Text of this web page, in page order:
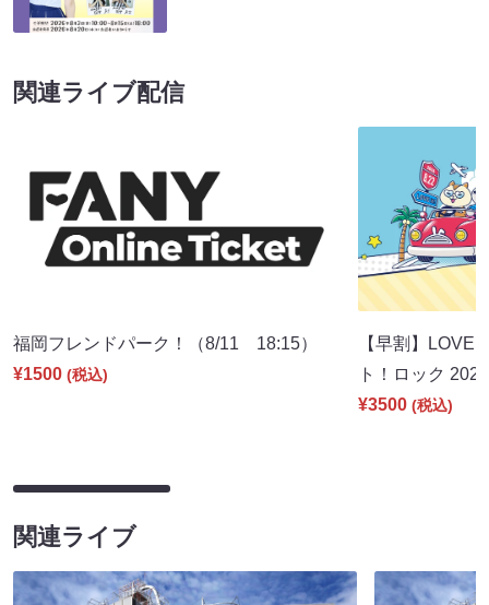
関連ライブ配信
福岡フレンドパーク！（8/11 18:15）
¥1500 (税込)
【早割】LOVE
ト！ロック
¥3500 (税込)
関連ライブ